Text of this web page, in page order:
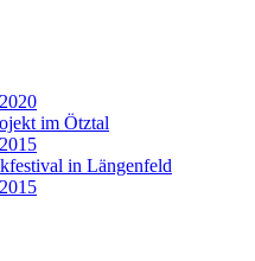
im Ötztal
in Längenfeld